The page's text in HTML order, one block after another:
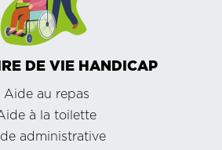
DE VIE HANDICAP
Aide au repas
à la toilette
administrative